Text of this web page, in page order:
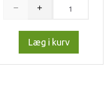
Læg i kurv